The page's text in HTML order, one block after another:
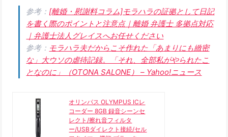
参考： [離婚・慰謝料コラム]モラハラの証拠として日記
を書く際のポイントと注意点｜離婚 弁護士 多拠点対応
｜弁護士法人グレイスへお任せください
参考： モラハラ夫だからこそ作れた「あまりにも緻密
な」大ウソの虐待記録。「それ、全部私がやられたこ
となのに」（OTONA SALONE） – Yahoo!ニュース
オリンパス OLYMPUS ICレ
コーダー 8GB 録音シーンセ
レクト/擦れ音フィルタ
ー/USBダイレクト接続/セル